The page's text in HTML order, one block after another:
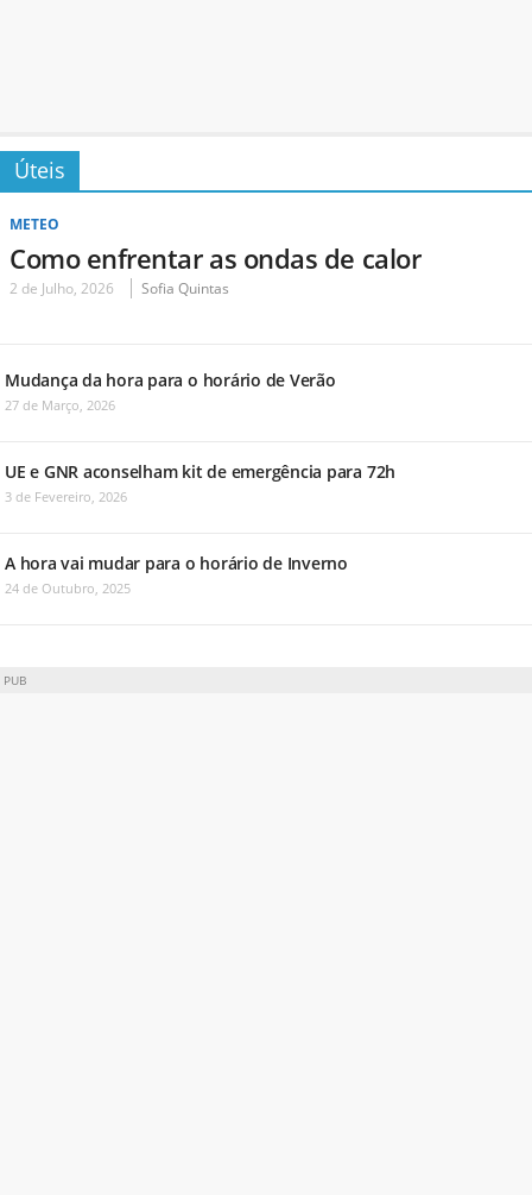
Úteis
METEO
Como enfrentar as ondas de calor
2 de Julho, 2026 Sofia Quintas
Mudança da hora para o horário de Verão
27 de Março, 2026
UE e GNR aconselham kit de emergência para 72h
3 de Fevereiro, 2026
A hora vai mudar para o horário de Inverno
24 de Outubro, 2025
PUB